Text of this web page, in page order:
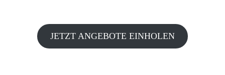
JETZT ANGEBOTE EINHOLEN